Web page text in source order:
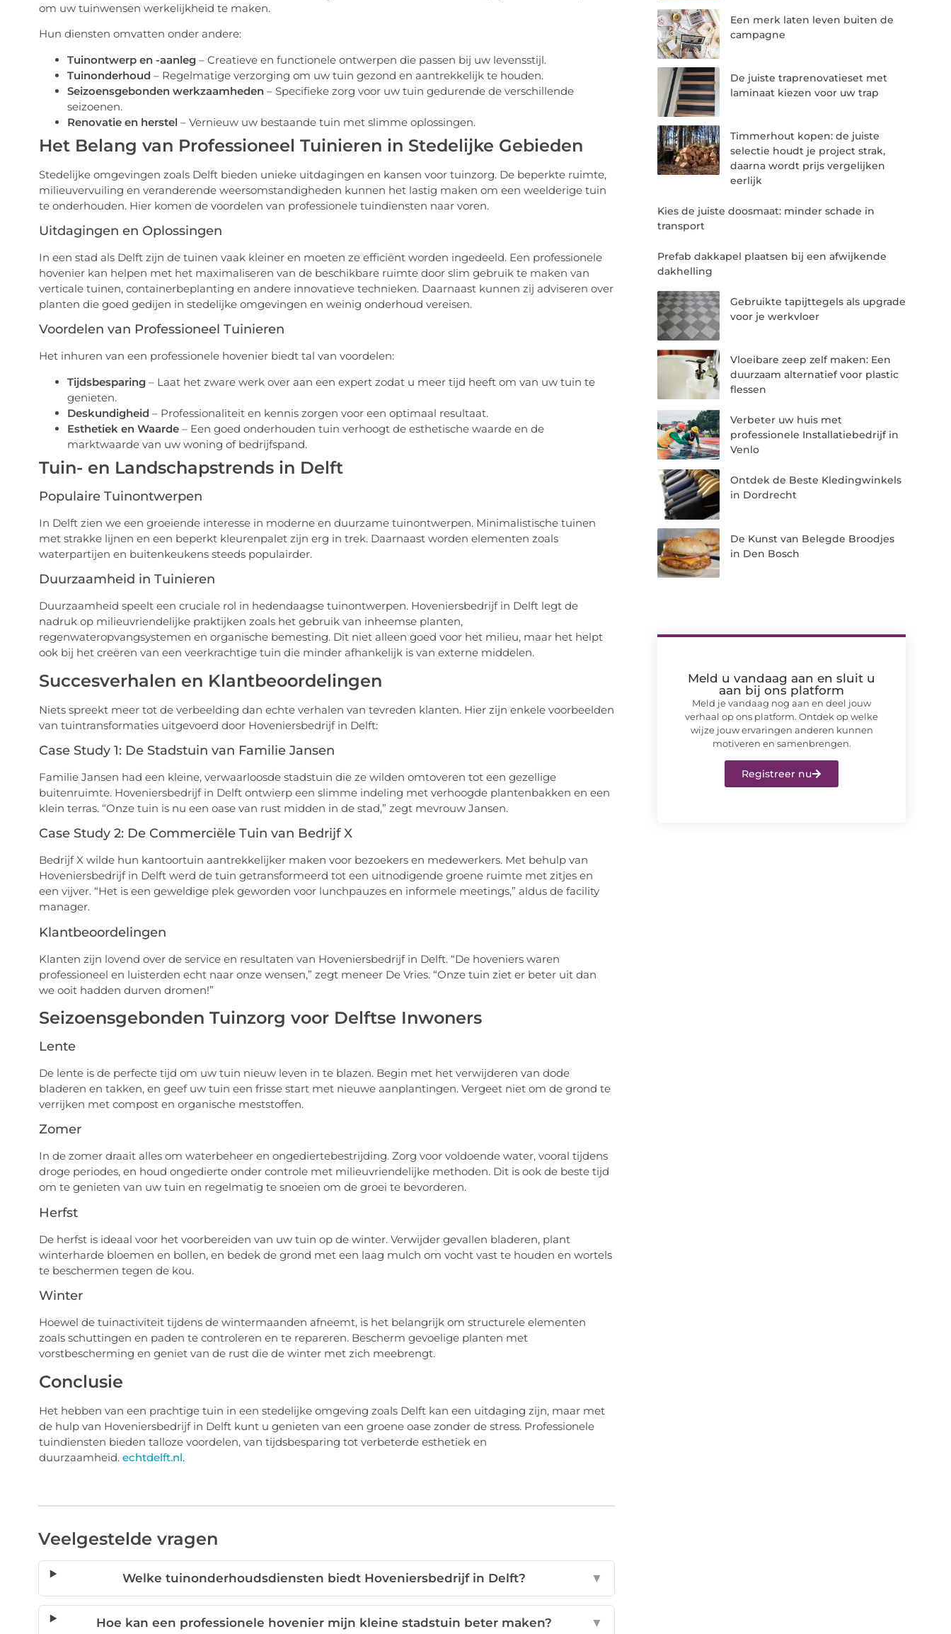
om uw tuinwensen werkelijkheid te maken.
Hun diensten omvatten onder andere:
Tuinontwerp en -aanleg– Creatieve en functionele ontwerpen die passen bij uw levensstijl.
Tuinonderhoud – Regelmatige verzorging om uw tuin gezond en aantrekkelijk te houden.
Seizoensgebonden werkzaamheden– Specifieke zorg voor uw tuin gedurende de verschillende
seizoenen.
Renovatie en herstel – Vernieuw uw bestaande tuin met slimme oplossingen.
Het Belang van Professioneel Tuinieren in Stedelijke Gebieden
Stedelijke omgevingen zoals Delft bieden unieke uitdagingen en kansen voor tuinzorg. De beperkte ruimte,
milieuvervuiling en veranderende weersomstandigheden kunnen het lastig maken om een weelderige tuin
te onderhouden. Hier komen de voordelen van professionele tuindiensten naar voren.
Uitdagingen en Oplossingen
In een stad als Delft zijn de tuinen vaak kleiner en moeten ze efficiënt worden ingedeeld. Een professionele
hovenier kan helpen met het maximaliseren van de beschikbare ruimte door slim gebruik te maken van
verticale tuinen, containerbeplanting en andere innovatieve technieken. Daarnaast kunnen zij adviseren over
planten die goed gedijen in stedelijke omgevingen en weinig onderhoud vereisen.
Voordelen van Professioneel Tuinieren
Het inhuren van een professionele hovenier biedt tal van voordelen:
Tijdsbesparing– Laat het zware werk over aan een expert zodat u meer tijd heeft om van uw tuin te
genieten.
Deskundigheid – Professionaliteit en kennis zorgen voor een optimaal resultaat.
Esthetiek en Waarde– Een goed onderhouden tuin verhoogt de esthetische waarde en de
marktwaarde van uw woning of bedrijfspand.
Tuin- en Landschapstrends in Delft
Populaire Tuinontwerpen
In Delft zien we een groeiende interesse in moderne en duurzame tuinontwerpen. Minimalistische tuinen
met strakke lijnen en een beperkt kleurenpalet zijn erg in trek. Daarnaast worden elementen zoals
waterpartijen en buitenkeukens steeds populairder.
Duurzaamheid in Tuinieren
Duurzaamheid speelt een cruciale rol in hedendaagse tuinontwerpen. Hoveniersbedrijf in Delft legt de
nadruk op milieuvriendelijke praktijken zoals het gebruik van inheemse planten,
regenwateropvangsystemen en organische bemesting. Dit niet alleen goed voor het milieu, maar het helpt
ook bij het creëren van een veerkrachtige tuin die minder afhankelijk is van externe middelen.
Succesverhalen en Klantbeoordelingen
Niets spreekt meer tot de verbeelding dan echte verhalen van tevreden klanten. Hier zijn enkele voorbeelden
van tuintransformaties uitgevoerd door Hoveniersbedrijf in Delft:
Case Study 1: De Stadstuin van Familie Jansen
Familie Jansen had een kleine, verwaarloosde stadstuin die ze wilden omtoveren tot een gezellige
buitenruimte. Hoveniersbedrijf in Delft ontwierp een slimme indeling met verhoogde plantenbakken en een
klein terras. “Onze tuin is nu een oase van rust midden in de stad,” zegt mevrouw Jansen.
Case Study 2: De Commerciële Tuin van Bedrijf X
Bedrijf X wilde hun kantoortuin aantrekkelijker maken voor bezoekers en medewerkers. Met behulp van
Hoveniersbedrijf in Delft werd de tuin getransformeerd tot een uitnodigende groene ruimte met zitjes en
een vijver. “Het is een geweldige plek geworden voor lunchpauzes en informele meetings,” aldus de facility
manager.
Klantbeoordelingen
Klanten zijn lovend over de service en resultaten van Hoveniersbedrijf in Delft. “De hoveniers waren
professioneel en luisterden echt naar onze wensen,” zegt meneer De Vries. “Onze tuin ziet er beter uit dan
we ooit hadden durven dromen!”
Seizoensgebonden Tuinzorg voor Delftse Inwoners
Lente
De lente is de perfecte tijd om uw tuin nieuw leven in te blazen. Begin met het verwijderen van dode
bladeren en takken, en geef uw tuin een frisse start met nieuwe aanplantingen. Vergeet niet om de grond te
verrijken met compost en organische meststoffen.
Zomer
In de zomer draait alles om waterbeheer en ongediertebestrijding. Zorg voor voldoende water, vooral tijdens
droge periodes, en houd ongedierte onder controle met milieuvriendelijke methoden. Dit is ook de beste tijd
om te genieten van uw tuin en regelmatig te snoeien om de groei te bevorderen.
Herfst
De herfst is ideaal voor het voorbereiden van uw tuin op de winter. Verwijder gevallen bladeren, plant
winterharde bloemen en bollen, en bedek de grond met een laag mulch om vocht vast te houden en wortels
te beschermen tegen de kou.
Winter
Hoewel de tuinactiviteit tijdens de wintermaanden afneemt, is het belangrijk om structurele elementen
zoals schuttingen en paden te controleren en te repareren. Bescherm gevoelige planten met
vorstbescherming en geniet van de rust die de winter met zich meebrengt.
Conclusie
Het hebben van een prachtige tuin in een stedelijke omgeving zoals Delft kan een uitdaging zijn, maar met
de hulp van Hoveniersbedrijf in Delft kunt u genieten van een groene oase zonder de stress. Professionele
tuindiensten bieden talloze voordelen, van tijdsbesparing tot verbeterde esthetiek en
duurzaamheid. echtdelft.nl.
Veelgestelde vragen
Welke tuinonderhoudsdiensten biedt Hoveniersbedrijf in Delft? ▼
Hoe kan een professionele hovenier mijn kleine stadstuin beter maken? ▼
Een merk laten leven buiten de
campagne
De juiste traprenovatieset met
laminaat kiezen voor uw trap
Timmerhout kopen: de juiste
selectie houdt je project strak,
daarna wordt prijs vergelijken
eerlijk
Kies de juiste doosmaat: minder schade in
transport
Prefab dakkapel plaatsen bij een afwijkende
dakhelling
Gebruikte tapijttegels als upgrade
voor je werkvloer
Vloeibare zeep zelf maken: Een
duurzaam alternatief voor plastic
flessen
Verbeter uw huis met
professionele Installatiebedrijf in
Venlo
Ontdek de Beste Kledingwinkels
in Dordrecht
De Kunst van Belegde Broodjes
in Den Bosch
Meld u vandaag aan en sluit u
aan bij ons platform
Meld je vandaag nog aan en deel jouw
verhaal op ons platform. Ontdek op welke
wijze jouw ervaringen anderen kunnen
motiveren en samenbrengen.
Registreer nu